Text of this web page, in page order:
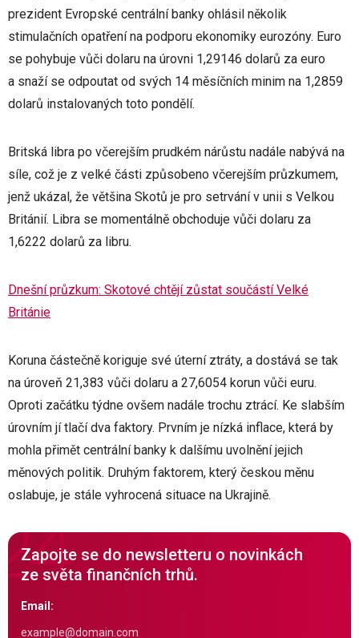
prezident Evropské centrální banky ohlásil několik
stimulačních opatření na podporu ekonomiky eurozóny. Euro
se pohybuje vůči dolaru na úrovni 1,29146 dolarů za euro
a snaží se odpoutat od svých 14 měsíčních minim na 1,2859
dolarů instalovaných toto pondělí.
Britská libra po včerejším prudkém nárůstu nadále nabývá na
síle, což je z velké části způsobeno včerejším průzkumem,
jenž ukázal, že většina Skotů je pro setrvání v unii s Velkou
Británií. Libra se momentálně obchoduje vůči dolaru za
1,6222 dolarů za libru.
Dnešní průzkum: Skotové chtějí zůstat součástí Velké
Británie
Koruna částečně koriguje své úterní ztráty, a dostává se tak
na úroveň 21,383 vůči dolaru a 27,6054 korun vůči euru.
Oproti začátku týdne ovšem nadále trochu ztrácí. Ke slabším
úrovním jí tlačí dva faktory. Prvním je nízká inflace, která by
mohla přimět centrální banky k dalšímu uvolnění jejich
měnových politik. Druhým faktorem, který českou měnu
oslabuje, je stále vyhrocená situace na Ukrajině.
Zapojte se do newsletteru o novinkách
ze světa finančních trhů.
Email: